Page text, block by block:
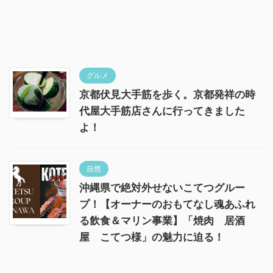
グルメ
京都伏見大手筋を歩く。京都発祥の時
代屋大手筋店さんに行ってきました
よ！
自然
沖縄県で絶対外せないこてつグルー
プ！【オーナーのおもてなし魂あふれ
る飲食＆マリン事業】「焼肉 居酒
屋 こてつ様」の魅力に迫る！